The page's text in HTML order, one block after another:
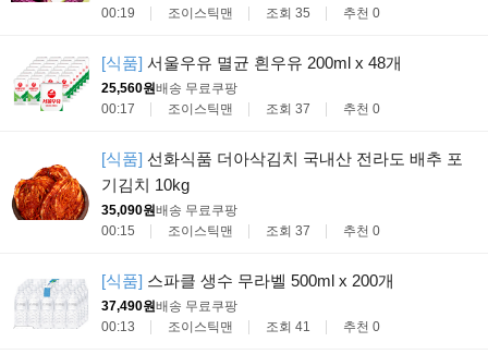
00:19
조이스틱맨 조회 35 추천 0
[식품] 서울우유 멸균 흰우유 200ml x 48개
25,560원배송 무료쿠팡
00:17
조이스틱맨 조회 37 추천 0
[식품] 선화식품 더아삭김치 국내산 전라도 배추 포
기김치 10kg
35,090원배송 무료쿠팡
00:15
조이스틱맨 조회 37 추천 0
[식품] 스파클 생수 무라벨 500ml x 200개
37,490원배송 무료쿠팡
00:13
조이스틱맨 조회 41 추천 0